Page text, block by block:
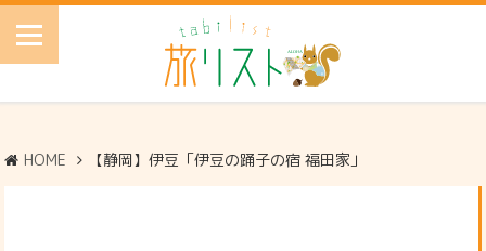
HOME 【静岡】伊豆「伊豆の踊子の宿 福田家」